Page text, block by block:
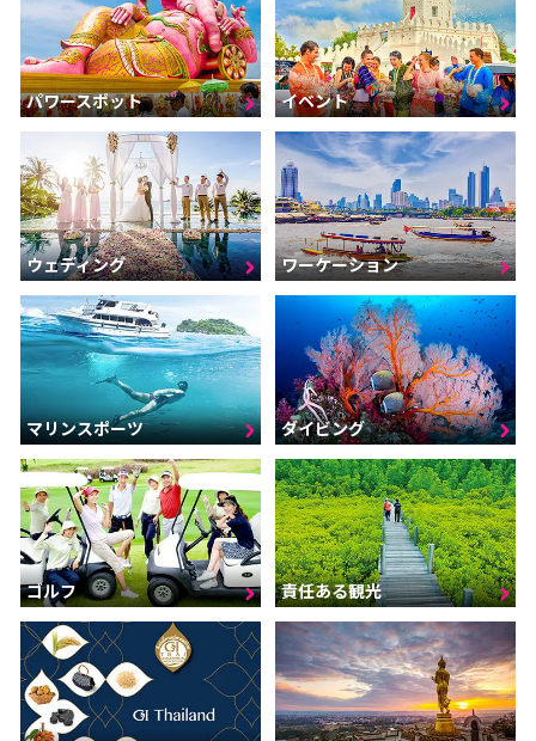
パワースポット イベント
ウェディング ワーケーション
マリンスポーツ ダイビング
ゴルフ 責任ある観光